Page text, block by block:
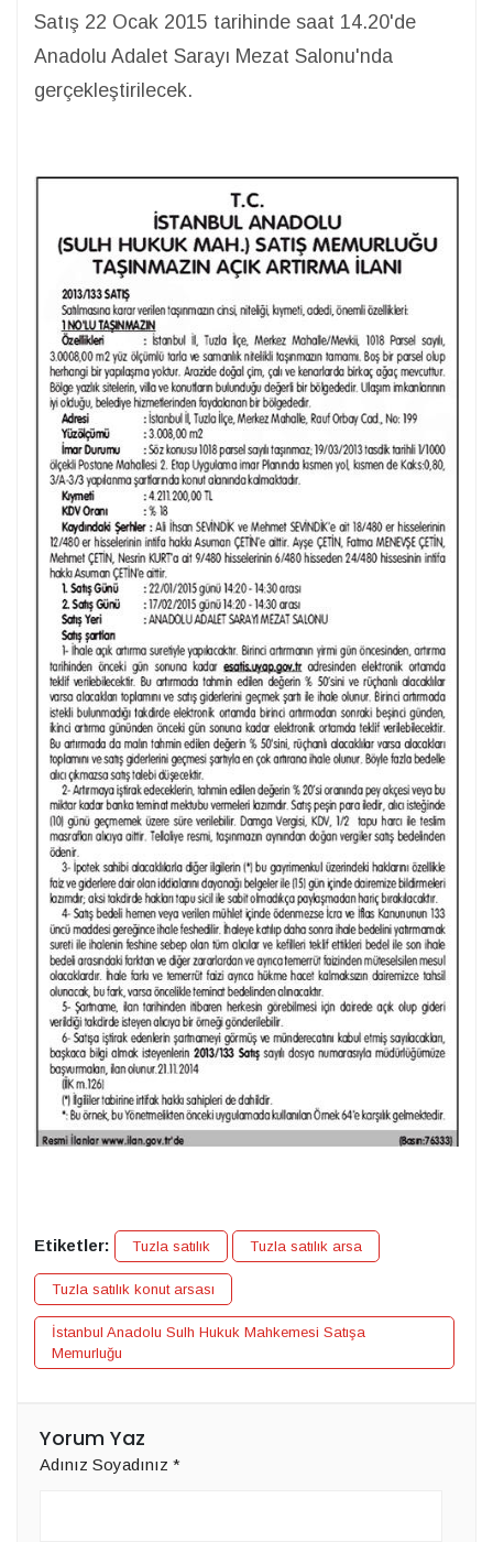
Satış 22 Ocak 2015 tarihinde saat 14.20'de
Anadolu Adalet Sarayı Mezat Salonu'nda
gerçekleştirilecek.
Etiketler: Tuzla satılık Tuzla satılık arsa
Tuzla satılık konut arsası
İstanbul Anadolu Sulh Hukuk Mahkemesi Satışa
Memurluğu
Yorum Yaz
Adınız Soyadınız *